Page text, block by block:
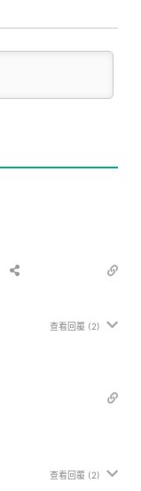
查看回覆 (2)
查看回覆 (2)